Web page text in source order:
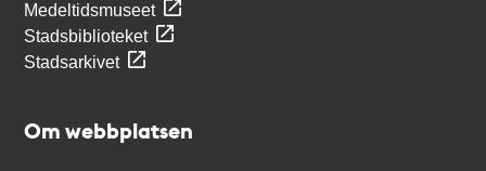
Medeltidsmuseet
Stadsbiblioteket
Stadsarkivet
Om webbplatsen